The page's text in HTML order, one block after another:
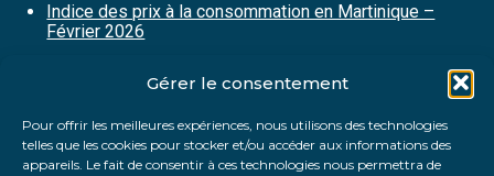
Gérer le consentement
Pour offrir les meilleures expériences, nous utilisons des technologies
telles que les cookies pour stocker et/ou accéder aux informations des
appareils. Le fait de consentir à ces technologies nous permettra de
Indice des prix à la consommation en Martinique –
Février 2026
FaceBook
TwitterLinkedIn